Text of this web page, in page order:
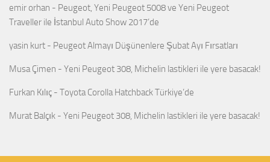
emir orhan - Peugeot, Yeni Peugeot 5008 ve Yeni Peugeot
Traveller ile İstanbul Auto Show 2017’de
yasin kurt - Peugeot Almayı Düşünenlere Şubat Ayı Fırsatları
Musa Çimen - Yeni Peugeot 308, Michelin lastikleri ile yere basacak!
Furkan Kılıç - Toyota Corolla Hatchback Türkiye’de
Murat Balçık - Yeni Peugeot 308, Michelin lastikleri ile yere basacak!